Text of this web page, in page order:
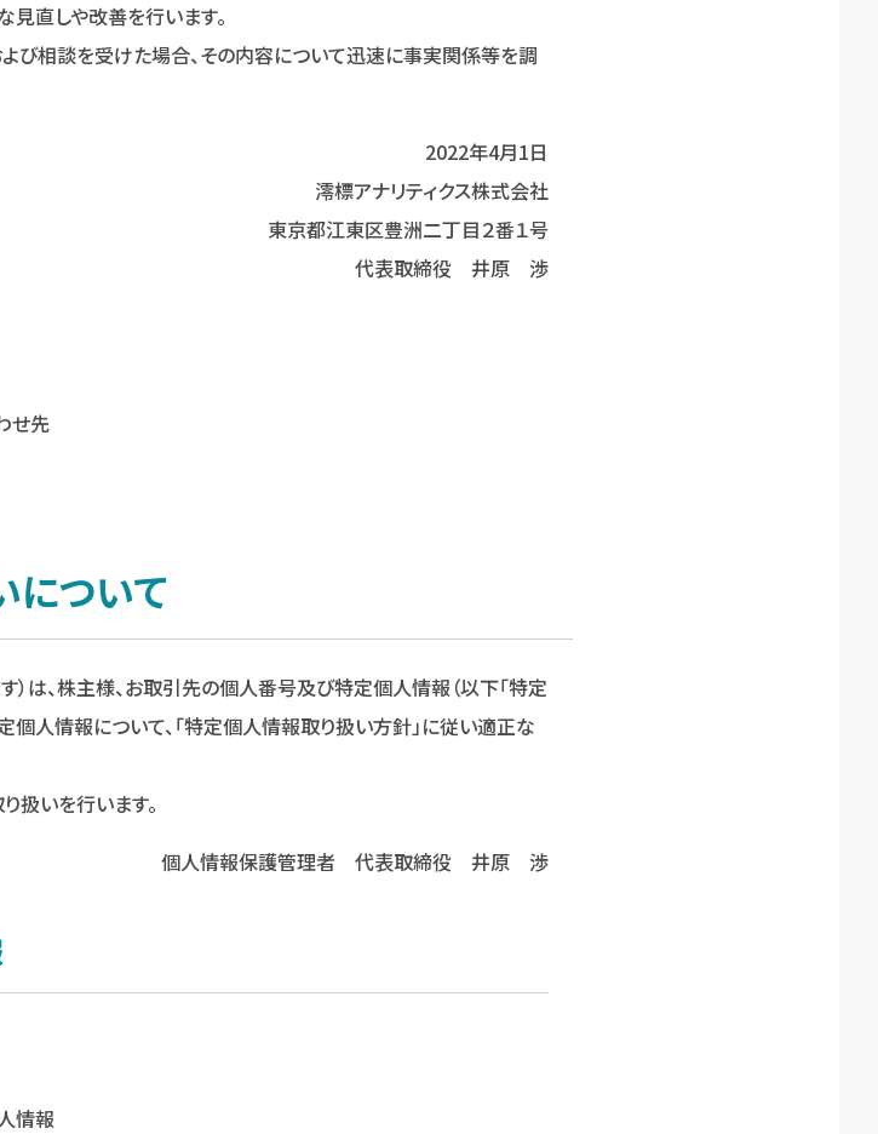
直しや改善を行います。
び相談を受けた場合、その内容について迅速に事実関係等を調
2022年4月1日
澪標アナリティクス株式会社
東京都江東区豊洲二丁目２番１号
代表取締役 井原 渉
せ先
について
）は、株主様、お取引先の個人番号及び特定個人情報（以下「特定
個人情報について、「特定個人情報取り扱い方針」に従い適正な
扱いを行います。
個人情報保護管理者 代表取締役 井原 渉
情報